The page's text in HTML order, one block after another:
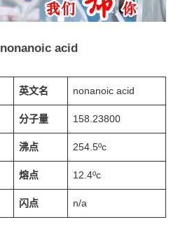
nonanoic acid
英文名 nonanoic acid
分子量 158.23800
沸点 254.5ºc
熔点 12.4ºc
闪点 n/a